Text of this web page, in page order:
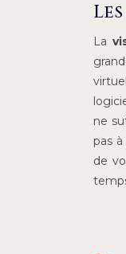
La
ne
pas
de